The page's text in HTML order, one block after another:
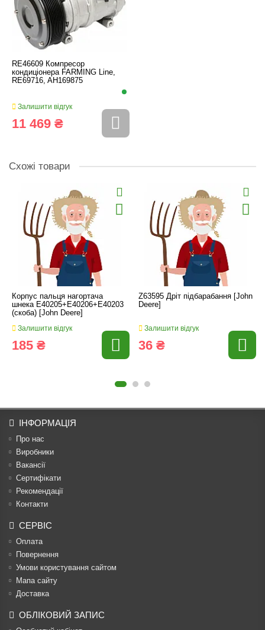
RE46609 Компресор
кондиціонера FARMING Line,
RE69716, AH169875
Залишити відгук
11 469 ₴
Схожі товари
Корпус пальця нагортача
шнека E40205+E40206+E40203
(скоба) [John Deere]
Залишити відгук
185 ₴
Z63595 Дріт підбарабання [John
Deere]
Залишити відгук
36 ₴
ІНФОРМАЦІЯ
Про нас
Виробники
Вакансії
Сертифікати
Рекомендації
Контакти
СЕРВІС
Оплата
Повернення
Умови користування сайтом
Мапа сайту
Доставка
ОБЛІКОВИЙ ЗАПИС